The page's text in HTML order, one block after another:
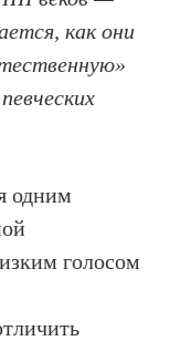
как они
одним
голосом